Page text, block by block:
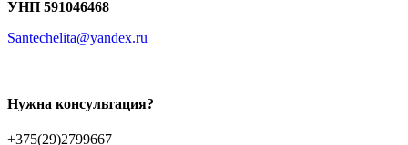
УНП 591046468
Santechelita@yandex.ru
Нужна консультация?
+375(29)2799667